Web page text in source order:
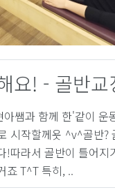
요! - 골반교
아쌤과 함께 한'같이 운
시작할께욧 ^v^골반?
!따라서 골반이 틀어지
죠 T^T 특히, ..